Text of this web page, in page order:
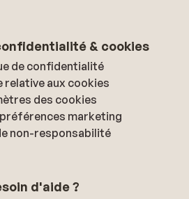
& cookies
de confidentialité
relative aux cookies
des cookies
marketing
non-responsabilité
d'aide ?